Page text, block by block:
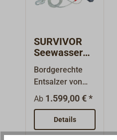
SURVIVOR
Seewasseren
tsalzer für
Handbetrieb
Bordgerechte
Entsalzer von
KATADYN:
Kompakte
tragbare
Handgeräte für
Ab 1.599,00 € *
Details